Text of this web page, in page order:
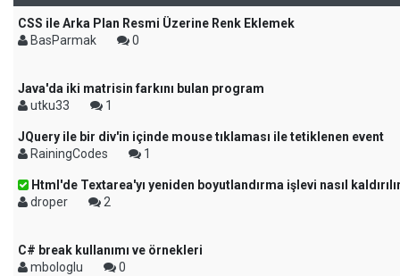
CSS ile Arka Plan Resmi Üzerine Renk Eklemek
BasParmak
0
Java'da iki matrisin farkını bulan program
utku33
1
JQuery ile bir div'in içinde mouse tıklaması ile tetiklenen event
RainingCodes
1
Html'de Textarea'yı yeniden boyutlandırma işlevi nasıl
droper
2
C# break kullanımı ve örnekleri
mbologlu
0